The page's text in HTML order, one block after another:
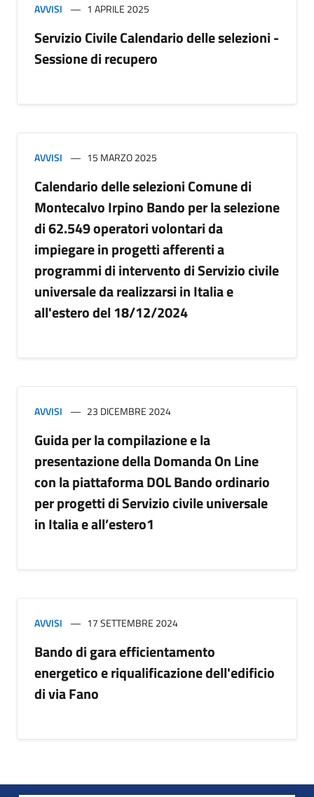
AVVISI 1 APRILE 2025
Servizio Civile Calendario delle selezioni -
Sessione di recupero
AVVISI 15 MARZO 2025
Calendario delle selezioni Comune di
Montecalvo Irpino Bando per la selezione
di 62.549 operatori volontari da
impiegare in progetti afferenti a
programmi di intervento di Servizio civile
universale da realizzarsi in Italia e
all'estero del 18/12/2024
AVVISI 23 DICEMBRE 2024
Guida per la compilazione e la
presentazione della Domanda On Line
con la piattaforma DOL Bando ordinario
per progetti di Servizio civile universale
in Italia e all’estero1
AVVISI 17 SETTEMBRE 2024
Bando di gara efficientamento
energetico e riqualificazione dell'edificio
di via Fano